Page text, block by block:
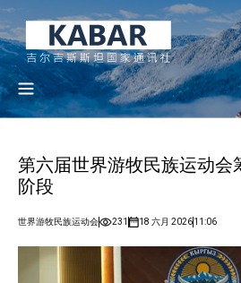
第六届世界游牧民族运动会
阶段
世界游牧民族运动会 231 18 六月 202611:06